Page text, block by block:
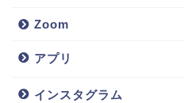
Zoom
アプリ
インスタグラム